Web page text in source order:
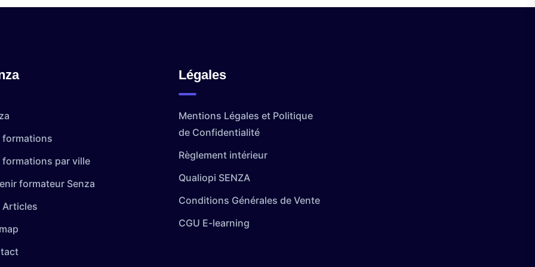
formations
formations par ville
formateur Senza
Articles
Légales
Mentions Légales et Politique
de Confidentialité
Règlement intérieur
Qualiopi SENZA
Conditions Générales de Vente
CGU E-learning